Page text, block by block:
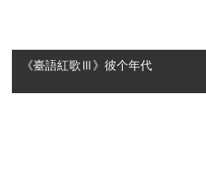
《臺語紅歌Ⅲ》彼个年代